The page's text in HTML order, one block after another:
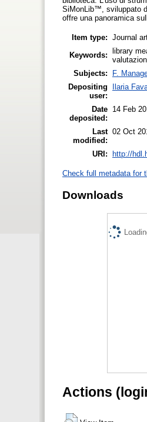
SiMonLib™, sviluppato
offre una panoramica
Item type: Journal
Keywords:
library
Subjects:
F.
Depositing
user:
Ilaria
Date
deposited:
14 Feb
Last
modified:
02 Oct
URI: http://
Check full metadata for
Downloads
Actions